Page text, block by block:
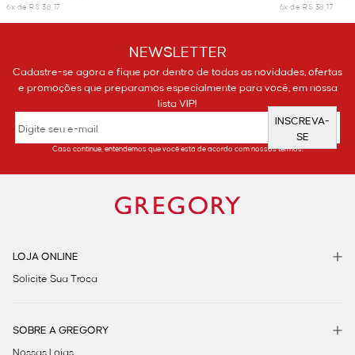
6x de R$ 38,17
6x de R$ 38,17
NEWSLETTER
Cadastre-se agora e fique por dentro de todas as novidades, ofertas
e promoções que preparamos especialmente para você, em nossa
lista VIP!
INSCREVA-
SE
Caso continue, entendemos que você está de acordo com nossos termos.
LOJA ONLINE
Solicite Sua Troca
SOBRE A GREGORY